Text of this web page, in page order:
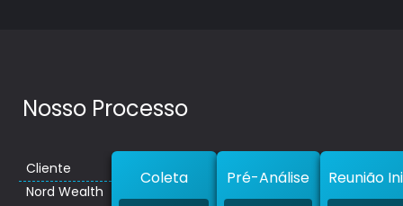
Nosso Processo
Cliente
Nord Wealth
Coleta Pré-Análise Reunião